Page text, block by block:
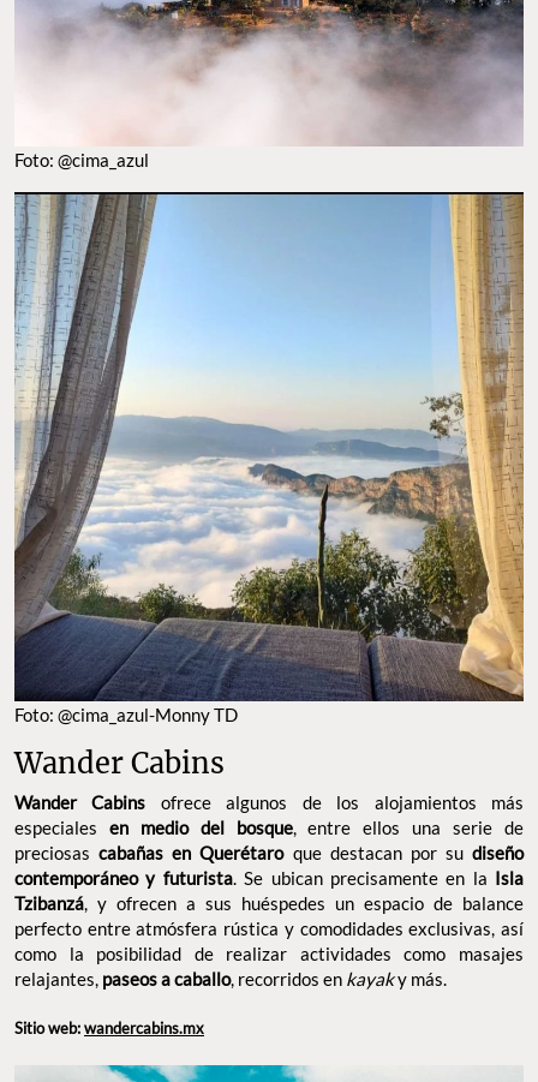
Foto: @cima_azul
Foto: @cima_azul-Monny TD
Wander Cabins
Wander Cabins ofrece algunos de los alojamientos más
especiales en medio del bosque, entre ellos una serie de
preciosas cabañas en Querétaroque destacan por su diseño
contemporáneo y futurista. Se ubican precisamente en la Isla
Tzibanzá, y ofrecen a sus huéspedes un espacio de balance
perfecto entre atmósfera rústica y comodidades exclusivas, así
como la posibilidad de realizar actividades como masajes
relajantes, paseos a caballo, recorridos en kayaky más.
Sitio web:wandercabins.mx